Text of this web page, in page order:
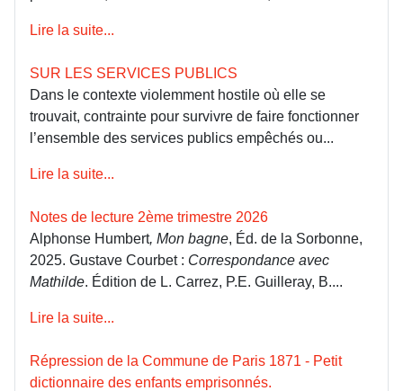
Lire la suite...
SUR LES SERVICES PUBLICS
Dans le contexte violemment hostile où elle se
trouvait, contrainte pour survivre de faire fonctionner
l’ensemble des services publics empêchés ou...
Lire la suite...
Notes de lecture 2ème trimestre 2026
Alphonse Humbert, Mon bagne, Éd. de la Sorbonne,
2025. Gustave Courbet : Correspondance avec
Mathilde. Édition de L. Carrez, P.E. Guilleray, B....
Lire la suite...
Répression de la Commune de Paris 1871 - Petit
dictionnaire des enfants emprisonnés.